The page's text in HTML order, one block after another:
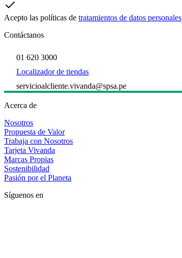
Acepto las políticas de tratamientos de datos personales
Contáctanos
01 620 3000
Localizador de tiendas
servicioalcliente.vivanda@spsa.pe
Acerca de
Nosotros
Propuesta de Valor
Trabaja con Nosotros
Tarjeta Vivanda
Marcas Propias
Sostenibilidad
Pasión por el Planeta
Síguenos en